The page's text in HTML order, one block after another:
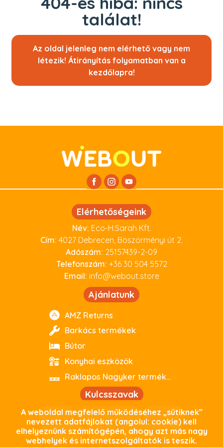
találat!
Az oldal jelenleg nem elérhető vagy nem
létezik! Átirányítás folyamatban van a
kezdőlapra!
Elérhetőségeink
Név: Eco-H.Sarah Kft.
Cím: 4027 Debrecen, Böszörményi út 2.
Adószám: 25157439-2-09
Telefonszám: +36 30 504 5572
Email: info@webout.store
Ajánlatunk
AMZ Returns
Barkács termékek
Bútor
Konyhai eszközök
Raklapos Nagyker termékeink
Kulcsszavak
webout kiváló minőség
parkside
debrecen
outlet használtoutlet
A weboldal megfelelő működéséhez „sütiknek”
nevezett adatfájlokat (angolul: cookie) kell
elhelyeznünk számítógépén, ahogy azt más nagy
webhelyek és internetszolgáltatók is teszik.